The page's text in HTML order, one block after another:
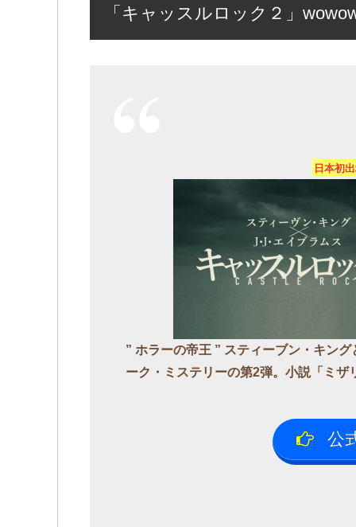
「キャッスルロック２」
日本初
” ホラーの帝王 ” スティーブン・キン
ーク・ミステリーの第2弾。小説「ミ
公